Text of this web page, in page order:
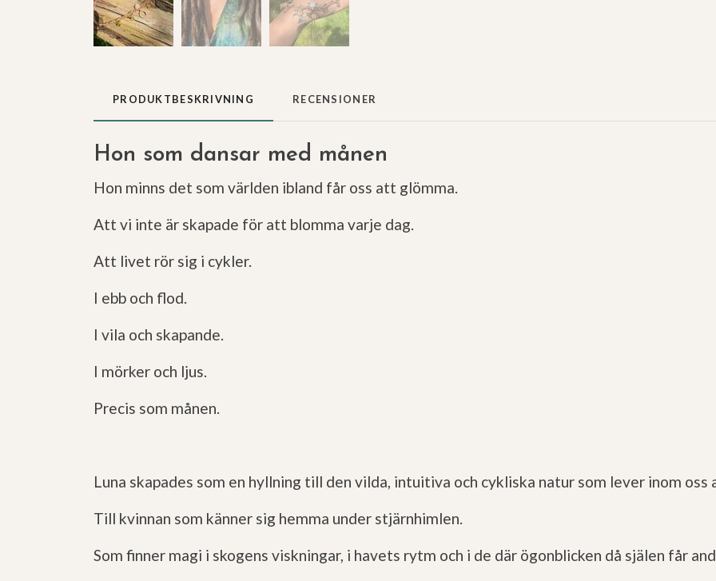
PRODUKTBESKRIVNING RECENSIONER
Hon som dansar med månen
Hon minns det som världen ibland får oss att glömma.
Att vi inte är skapade för att blomma varje dag.
Att livet rör sig i cykler.
I ebb och flod.
I vila och skapande.
I mörker och ljus.
Precis som månen.
Luna skapades som en hyllning till den vilda, intuitiva och cykliska natur som lever inom oss
Till kvinnan som känner sig hemma under stjärnhimlen.
Som finner magi i skogens viskningar, i havets rytm och i de där ögonblicken då själen får